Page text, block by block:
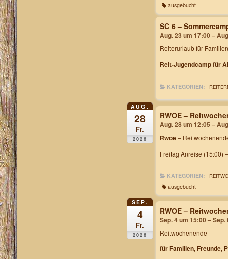
ausgebucht
SC 6 –
Aug. 23 um 17:00 –
Reiterurlaub für Familien
Reit-Jugendcamp für
KATEGORIEN:
AUG.
28
Fr.
2026
RWOE –
Aug. 28 um 12:05 –
Rwoe–
Freitag Anreise (15:00)
KATEGORIEN:
ausgebucht
SEP.
4
Fr.
2026
RWOE –
Sep. 4 um 15:00 – Sep.
Reitwochenende
für Familien, Freunde,